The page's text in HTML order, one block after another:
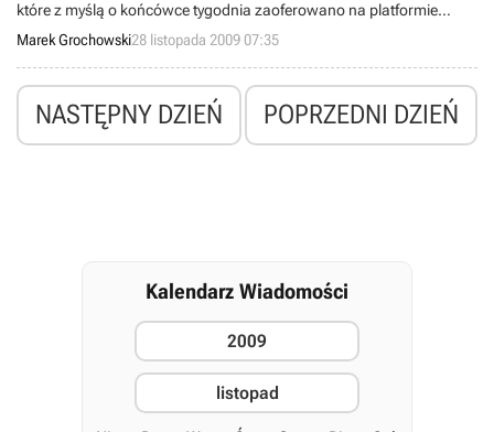
które z myślą o końcówce tygodnia zaoferowano na platformie
Steam oraz w serwisach Good Old Games, Impulse, Direct2Drive i
GamersGate. Tym razem wśród tytułów, jakie internetowe sieci
sprzedaży oferują po niższej cenie (do poniedziałku), znalazły się
m.in. Serious Sam II oraz Nikopol.
Marek Grochowski28 listopada 2009 07:35
NASTĘPNY DZIEŃ POPRZEDNI DZIEŃ
Kalendarz Wiadomości
2009
listopad